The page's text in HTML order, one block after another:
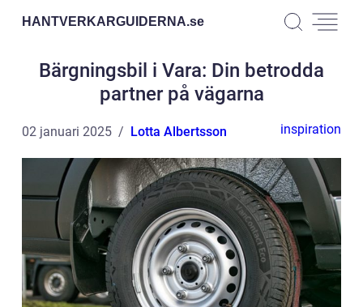
HANTVERKARGUIDERNA.se
Bärgningsbil i Vara: Din betrodda
partner på vägarna
02 januari 2025 Lotta Albertsson inspiration